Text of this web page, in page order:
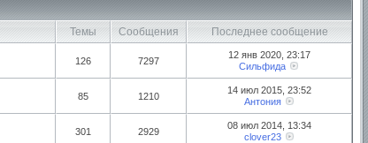
Темы Сообщения
Последнее сообщение
126 7297
12 янв 2020, 23:17
Сильфида
85 1210
14 июл 2015, 23:52
Антония
301 2929
08 июл 2014, 13:34
clover23